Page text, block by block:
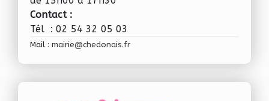
Contact :
Tél : 02 54 32 05 03
Mail : mairie@chedonais.fr